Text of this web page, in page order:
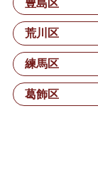
豊島区
荒川区
練馬区
葛飾区